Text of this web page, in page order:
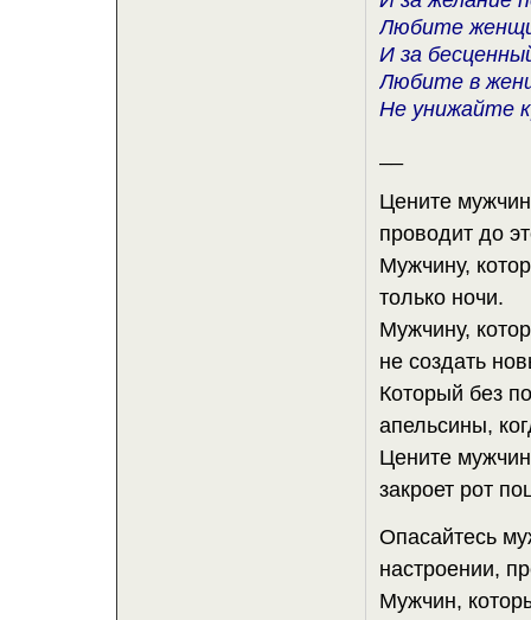
Любите
И за
Любите в
Не унижайте
Цените
проводит до
Мужчину,
только ночи.
Мужчину,
не создать
Который без
апельсины,
Цените
закроет рот
Опасайтесь
настроении,
Мужчин,